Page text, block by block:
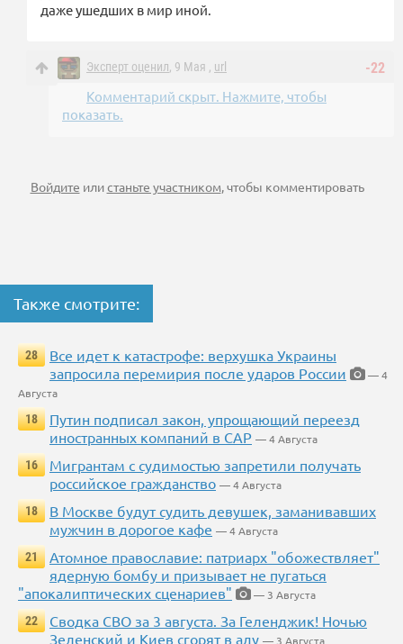
даже ушедших в мир иной.
-22
Эксперт оценил, 9 Мая , url
Комментарий скрыт. Нажмите, чтобы
показать.
Войдите илистаньте участником, чтобы комментировать
Также смотрите:
28
Все идет к катастрофе: верхушка Украины
запросила перемирия после ударов России
— 4
Августа
18
Путин подписал закон, упрощающий переезд
иностранных компаний в САР — 4 Августа
16
Мигрантам с судимостью запретили получать
российское гражданство — 4 Августа
18
В Москве будут судить девушек, заманивавших
мужчин в дорогое кафе — 4 Августа
21
Атомное православие: патриарх "обожествляет"
ядерную бомбу и призывает не пугаться
"апокалиптических сценариев"
— 3 Августа
22
Сводка СВО за 3 августа. За Геленджик! Ночью
Зеленский и Киев сгорят в аду — 3 Августа